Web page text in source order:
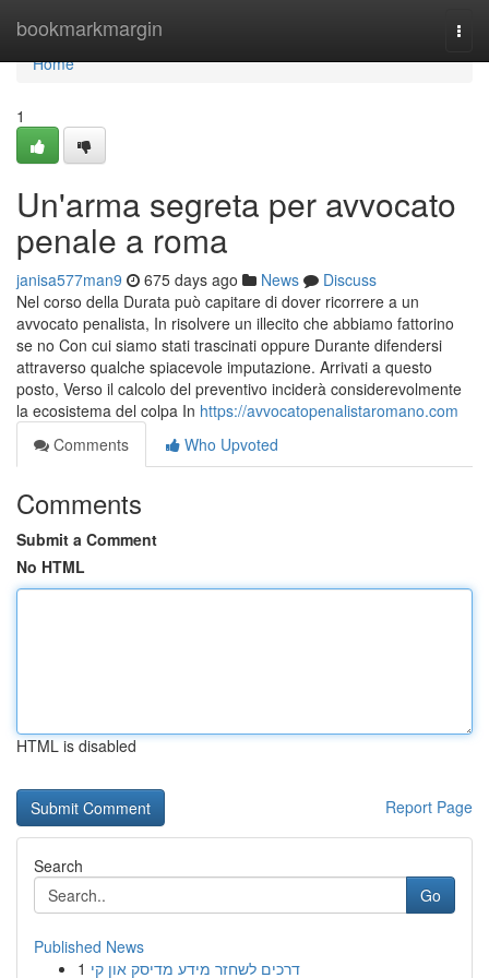
bookmarkmargin
Home
Home
1
Un'arma segreta per avvocato
penale a roma
janisa577man9 675 days ago News
Discuss
Nel corso della Durata può capitare di dover ricorrere a un
avvocato penalista, In risolvere un illecito che abbiamo fattorino
se no Con cui siamo stati trascinati oppure Durante difendersi
attraverso qualche spiacevole imputazione. Arrivati a questo
posto, Verso il calcolo del preventivo inciderà considerevolmente
la ecosistema del colpa In https://avvocatopenalistaromano.com
Comments
Who Upvoted
Comments
Submit a Comment
No HTML
HTML is disabled
Report Page
Search
Go
Published News
1 דרכים לשחזר מידע מדיסק און קי